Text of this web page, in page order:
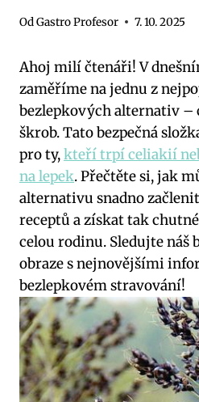
OdGastro Profesor 7. 10. 2025
Ahoj milí čtenáři! V
zaměříme na jednu z
bezlepkových alternativ
škrob. Tato bezpečná
pro ty,kteří trpí celiakií
na lepek. Přečtěte si, jak
alternativu snadno
receptů a získat tak
celou rodinu. Sledujte náš
obraze s nejnovějšími
bezlepkovém stravování!